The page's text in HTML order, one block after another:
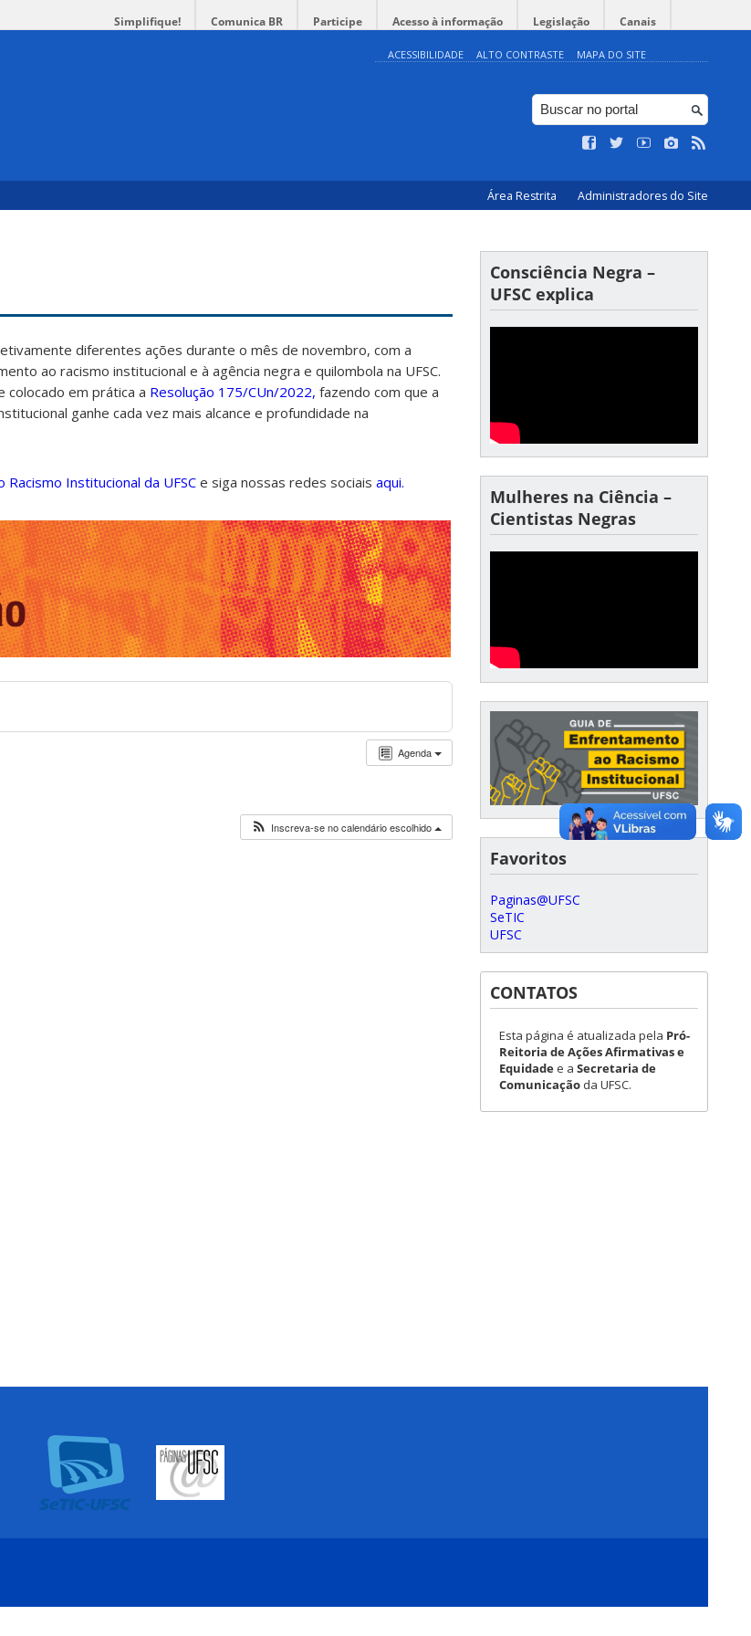
Simplifique! Comunica BR Participe Acesso à informação Legislação Canais
ACESSIBILIDADE ALTO CONTRASTE MAPA DO SITE
Área Restrita Administradores do Site
diferentes ações durante o mês de novembro, com a
ao racismo institucional e à agência negra e quilombola na UFSC.
em prática a Resolução 175/CUn/2022, fazendo com que a
ganhe cada vez mais alcance e profundidade na
Institucional da UFSC e siga nossas redes sociais aqui.
Agenda
Inscreva-se no calendário escolhido
Consciência Negra –
UFSC explica
Mulheres na Ciência –
Cientistas Negras
Favoritos
Paginas@UFSC
SeTIC
UFSC
CONTATOS
Esta página é atualizada pela Pró-
Reitoria de Ações Afirmativas e
Equidadee a Secretaria de
Comunicação da UFSC.